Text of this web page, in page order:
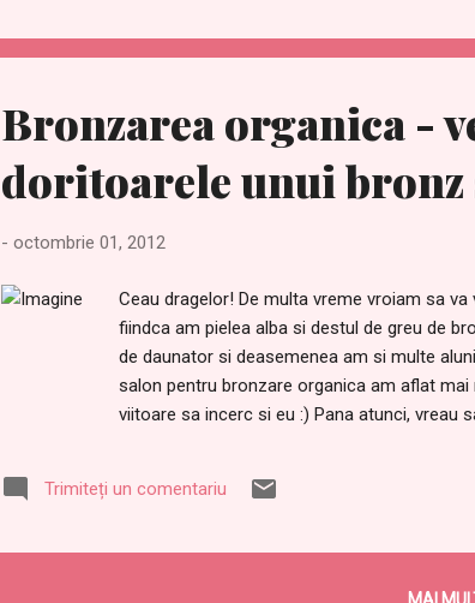
Bronzarea organica -
doritoarele unui bronz
- octombrie 01, 2012
Ceau dragelor! De multa vreme vroiam sa
fiindca am pielea alba si destul de greu de
de daunator si deasemenea am si multe
salon pentru bronzare organica am aflat
viitoare sa incerc si eu :) Pana atunci, vreau
patrunde in primul strat de celule al
Produsul se pulverizeaz...
Trimiteți un comentariu
MAI